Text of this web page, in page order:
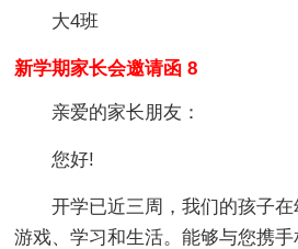
大4班
新学期家长会邀请函 8
亲爱的家长朋友：
您好!
开学已近三周，我们的孩子
游戏、学习和生活。能够与您携